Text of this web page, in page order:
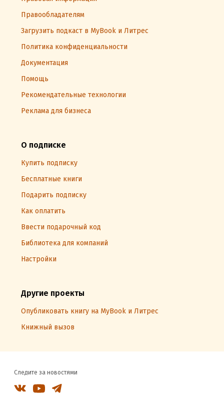
Правообладателям
Загрузить подкаст в MyBook и Литрес
Политика конфиденциальности
Документация
Помощь
Рекомендательные технологии
Реклама для бизнеса
О подписке
Купить подписку
Бесплатные книги
Подарить подписку
Как оплатить
Ввести подарочный код
Библиотека для компаний
Настройки
Другие проекты
Опубликовать книгу на MyBook и Литрес
Книжный вызов
Следите за новостями